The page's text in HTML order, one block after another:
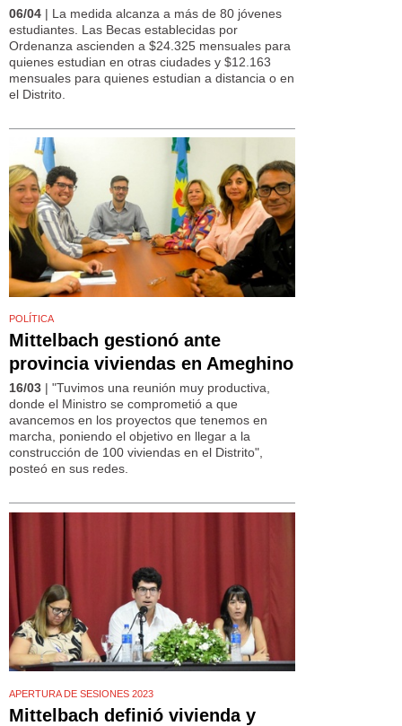
06/04 | La medida alcanza a más de 80 jóvenes
estudiantes. Las Becas establecidas por
Ordenanza ascienden a $24.325 mensuales para
quienes estudian en otras ciudades y $12.163
mensuales para quienes estudian a distancia o en
el Distrito.
POLÍTICA
Mittelbach gestionó ante
provincia viviendas en Ameghino
16/03 | "Tuvimos una reunión muy productiva,
donde el Ministro se comprometió a que
avancemos en los proyectos que tenemos en
marcha, poniendo el objetivo en llegar a la
construcción de 100 viviendas en el Distrito",
posteó en sus redes.
APERTURA DE SESIONES 2023
Mittelbach definió vivienda y